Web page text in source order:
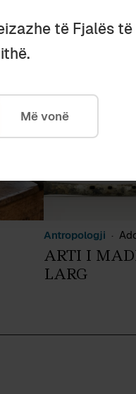
Antropologji
ARTI I
LARG
të Fjalës
Më vonë